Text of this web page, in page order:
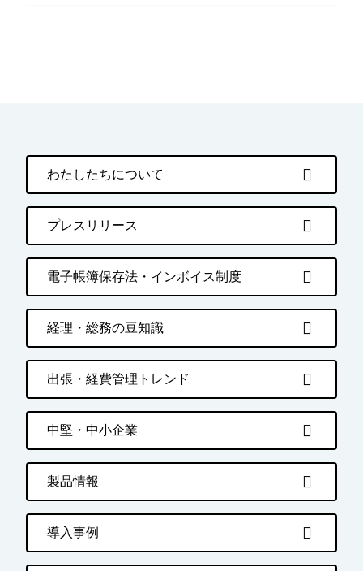
わたしたちについて
プレスリリース
電子帳簿保存法・インボイス制度
経理・総務の豆知識
出張・経費管理トレンド
中堅・中小企業
製品情報
導入事例